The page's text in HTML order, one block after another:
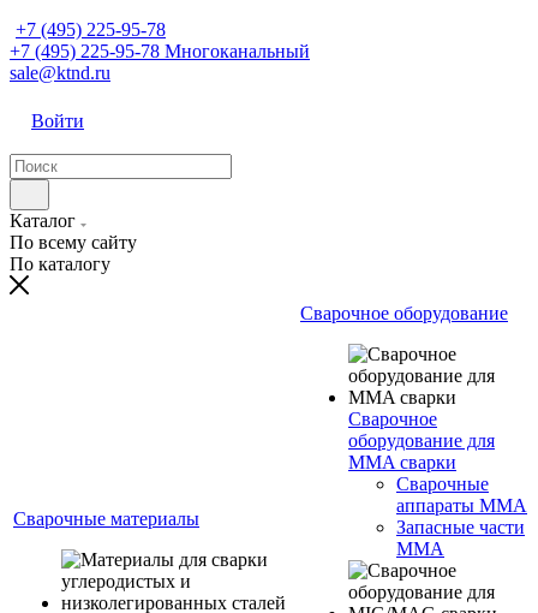
+7 (495) 225-95-78
+7 (495) 225-95-78 Многоканальный
sale@ktnd.ru
Войти
Каталог
По всему сайту
По каталогу
Сварочные материалы
Сварочное оборудование
Сварочное
оборудование для
MMA сварки
Сварочные
аппараты MMA
Запасные части
MMA